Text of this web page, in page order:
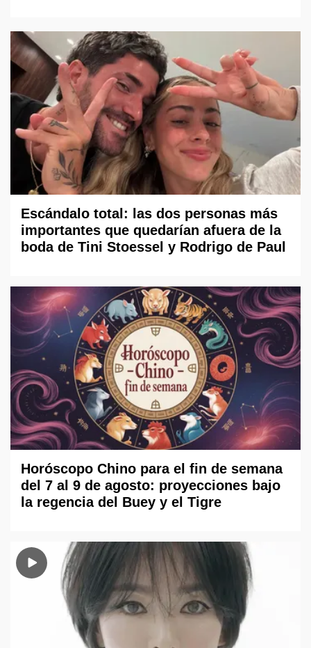
Escándalo total: las dos personas más
importantes que quedarían afuera de la
boda de Tini Stoessel y Rodrigo de Paul
Horóscopo Chino para el fin de semana
del 7 al 9 de agosto: proyecciones bajo
la regencia del Buey y el Tigre